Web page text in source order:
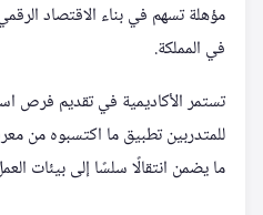
مؤهلة تسهم في بناء الاقتصاد
في المملكة.
تستمر الأكاديمية في تقديم فرص
للمتدربين تطبيق ما اكتسبوه من
ما يضمن انتقالًا سلسًا إلى بيئات